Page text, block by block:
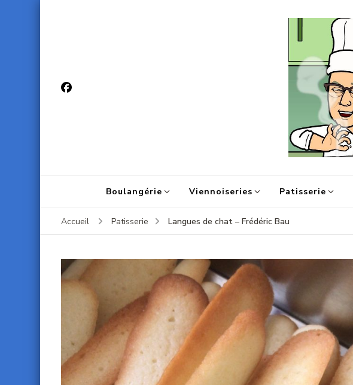
Boulangérie Viennoiseries Patisserie
Accueil Patisserie Langues de chat – Frédéric Bau